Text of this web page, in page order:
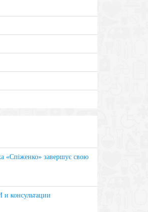
«Спіженко» завершує свою
консультации